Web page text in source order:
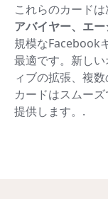
これらのカード
アバイヤー、エ
規模なFacebook
最適です。新し
ィブの拡張、複
カードはスムー
提供します。.